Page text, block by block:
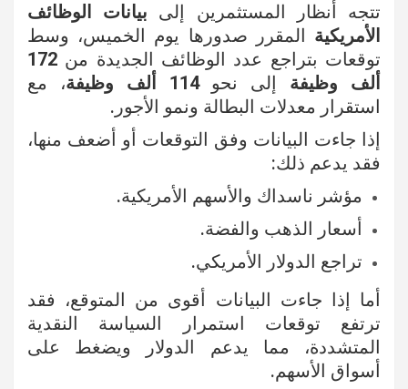
تتجه أنظار المستثمرين إلى بيانات الوظائف
الأمريكية المقرر صدورها يوم الخميس، وسط
توقعات بتراجع عدد الوظائف الجديدة من 172
ألف وظيفة إلى نحو114 ألف وظيفة
، مع
استقرار معدلات البطالة ونمو الأجور.
إذا جاءت البيانات وفق التوقعات أو أضعف منها،
فقد يدعم ذلك:
مؤشر ناسداك والأسهم الأمريكية.
أسعار الذهب والفضة.
تراجع الدولار الأمريكي.
أما إذا جاءت البيانات أقوى من المتوقع، فقد
ترتفع توقعات استمرار السياسة النقدية
المتشددة، مما يدعم الدولار ويضغط على
أسواق الأسهم.